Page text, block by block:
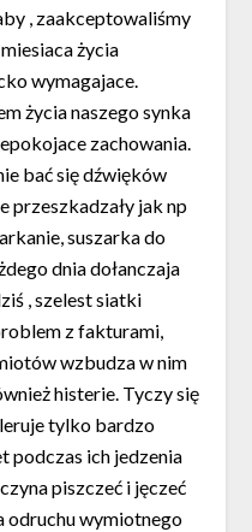
, zaakceptowaliśmy
życia
wymagajace.
życia naszego synka
zachowania.
bać się dźwięków
przeszkadzały jak np
suszarka do
dnia dołanczaja
, szelest siatki
z fakturami,
wzbudza w nim
histerie. Tyczy się
tylko bardzo
podczas ich jedzenia
piszczeć i jęczeć
odruchu wymiotnego